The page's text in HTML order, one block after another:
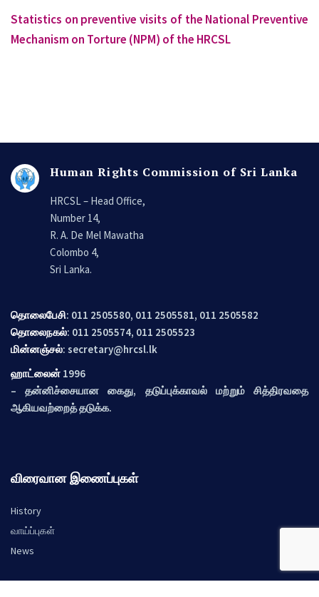
Statistics on preventive visits of the National Preventive
Mechanism on Torture (NPM) of the HRCSL
Human Rights Commission of Sri Lanka
HRCSL – Head Office,
Number 14,
R. A. De Mel Mawatha
Colombo 4,
Sri Lanka.
தொலைபேசி: 011 2505580, 011 2505581, 011 2505582
தொலைநகல்: 011 2505574, 011 2505523
மின்னஞ்சல்: secretary@hrcsl.lk
ஹாட்லைன் 1996
– தன்னிச்சையான கைது, தடுப்புக்காவல் மற்றும் சித்திரவதை
ஆகியவற்றைத் தடுக்க.
விரைவான இணைப்புகள்
History
வாய்ப்புகள்
News